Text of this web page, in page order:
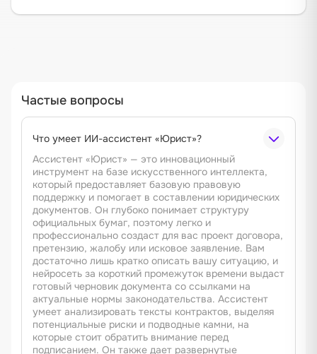
Частые вопросы
Что умеет ИИ-ассистент «Юрист»?
Ассистент «Юрист» — это инновационный
инструмент на базе искусственного интеллекта,
который предоставляет базовую правовую
поддержку и помогает в составлении юридических
документов. Он глубоко понимает структуру
официальных бумаг, поэтому легко и
профессионально создаст для вас проект договора,
претензию, жалобу или исковое заявление. Вам
достаточно лишь кратко описать вашу ситуацию, и
нейросеть за короткий промежуток времени выдаст
готовый черновик документа со ссылками на
актуальные нормы законодательства. Ассистент
умеет анализировать тексты контрактов, выделяя
потенциальные риски и подводные камни, на
которые стоит обратить внимание перед
подписанием. Он также дает развернутые